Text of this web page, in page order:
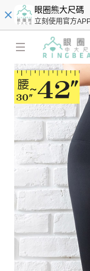
眼圈熊大尺碼
立刻使用官方